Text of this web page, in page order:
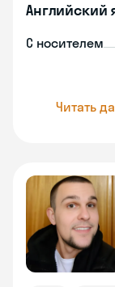
Английский
С носителем
Читать